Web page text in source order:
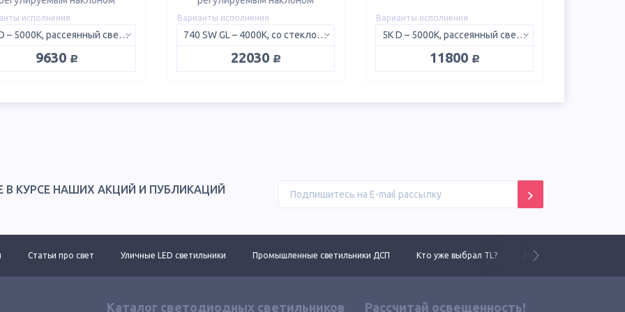
исполнения
5K D – 5000K, рассеянный свет 120°
9630 руб.
Варианты исполнения
740 SW GL – 4000K, со стеклом 150х50°
22030 руб.
Варианты исполнения
5K D – 5000K, рассеянный свет 120°
11800 руб.
В КУРСЕ НАШИХ АКЦИЙ И ПУБЛИКАЦИЙ
Статьи про свет Уличные LED светильники Промышленные светильники ДСП Кто уже выбрал TL? Новинки 2025 года
Каталог светодиодных светильников Рассчитай освещенность!